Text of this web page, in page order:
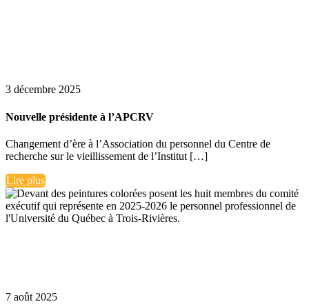
3 décembre 2025
Nouvelle présidente à l’APCRV
Changement d’ère à l’Association du personnel du Centre de
recherche sur le vieillissement de l’Institut […]
Lire plus
7 août 2025